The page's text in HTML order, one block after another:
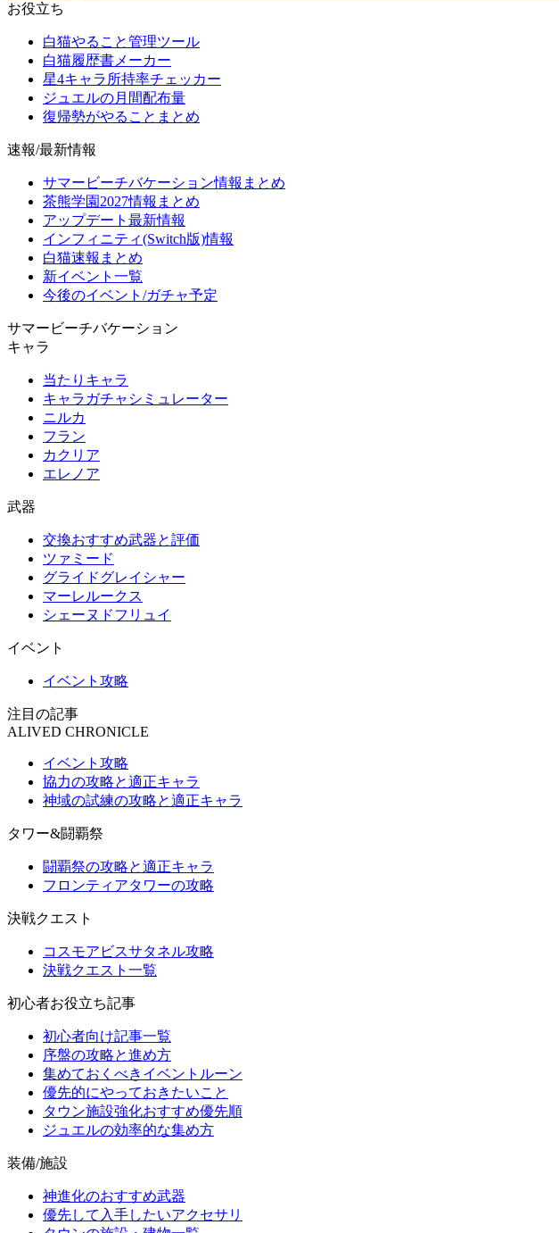
お役立ち
白猫やること管理ツール
白猫履歴書メーカー
星4キャラ所持率チェッカー
ジュエルの月間配布量
復帰勢がやることまとめ
速報/最新情報
サマービーチバケーション情報まとめ
茶熊学園2027情報まとめ
アップデート最新情報
インフィニティ(Switch版)情報
白猫速報まとめ
新イベント一覧
今後のイベント/ガチャ予定
サマービーチバケーション
キャラ
当たりキャラ
キャラガチャシミュレーター
ニルカ
フラン
カクリア
エレノア
武器
交換おすすめ武器と評価
ツァミード
グライドグレイシャー
マーレルークス
シェーヌドフリュイ
イベント
イベント攻略
注目の記事
ALIVED CHRONICLE
イベント攻略
協力の攻略と適正キャラ
神域の試練の攻略と適正キャラ
タワー&闘覇祭
闘覇祭の攻略と適正キャラ
フロンティアタワーの攻略
決戦クエスト
コスモアビスサタネル攻略
決戦クエスト一覧
初心者お役立ち記事
初心者向け記事一覧
序盤の攻略と進め方
集めておくべきイベントルーン
優先的にやっておきたいこと
タウン施設強化おすすめ優先順
ジュエルの効率的な集め方
装備/施設
神進化のおすすめ武器
優先して入手したいアクセサリ